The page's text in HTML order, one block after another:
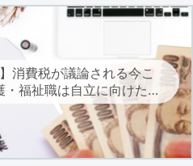
】消費税が議論される今こ
・福祉職は自立に向けた副
業を考えよう